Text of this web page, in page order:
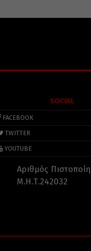
SOCIAL
FACEBOOK
TWITTER
YOUTUBE
Αριθμός
Μ.Η.Τ.242032